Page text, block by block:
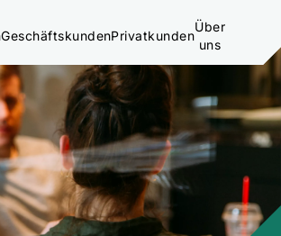
GeschäftskundenPrivatkunden
Über
uns